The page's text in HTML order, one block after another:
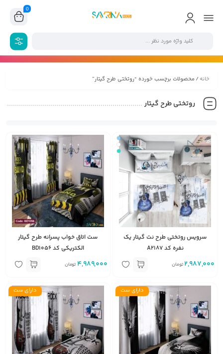
0
خانه/ محصولات برچسب خورده “روتختی طرح گیتار”
روتختی طرح گیتار
سرویس روتختی طرح نت گیتار یک
نفره کد A2187
2,987,000 تومان
ست اتاق خواب پسرانه طرح گیتار
الکتریکی کد BD1056
4,989,000 تومان
دارای ست دارای ست